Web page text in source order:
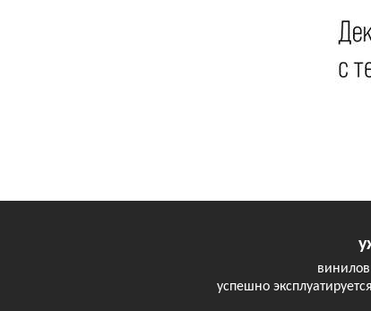
успешно